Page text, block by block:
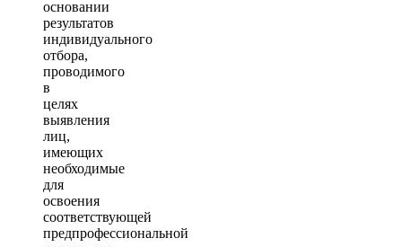
основании
результатов
индивидуального
отбора,
проводимого
в
целях
выявления
лиц,
имеющих
необходимые
для
освоения
соответствующей
предпрофессиональной